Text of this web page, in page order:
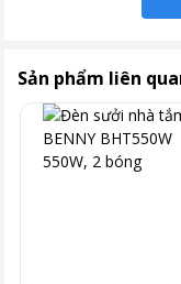
Sản phẩm liên